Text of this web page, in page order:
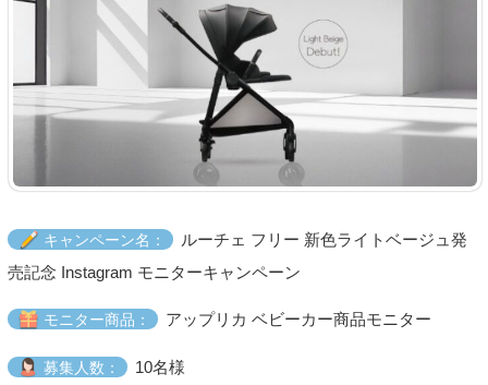
キャンペーン名：
ルーチェ フリー 新色ライトベージュ発
売記念 Instagram モニターキャンペーン
モニター商品： アップリカ ベビーカー商品モニター
募集人数： 10名様